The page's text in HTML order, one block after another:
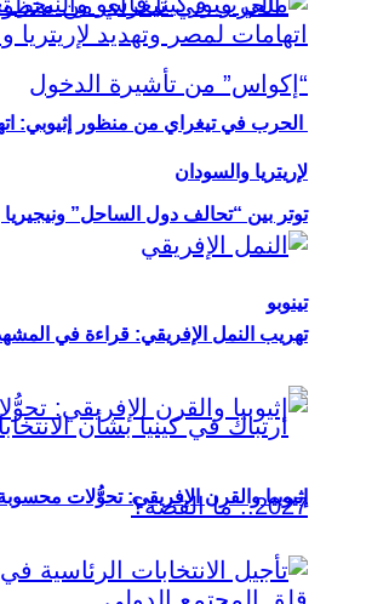
توتر بين “تحالف دول الساحل”
تينوبو
الحرب في تيغراي من منظور إثيوبي:
لإريتريا والسودان
تهريب النمل الإفريقي: قراءة في
إثيوبيا والقرن الإفريقي: تحوُّلات